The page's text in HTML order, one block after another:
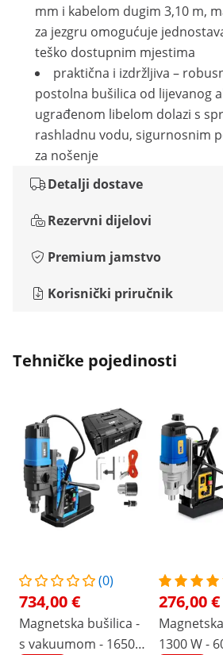
mm i kabelom dugim 3,10 m,
za jezgru omogućuje
teško dostupnim mjestima
praktična i izdržljiva –
postolna bušilica od lijevanog
ugrađenom libelom dolazi s
rashladnu vodu, sigurnosnim
za nošenje
Detalji dostave
Rezervni dijelovi
Premium jamstvo
Korisnički priručnik
Tehničke pojedinosti
(0)
734,00 €
Magnetska bušilica -
s vakuumom - 1650
276,00 €
1300 W -